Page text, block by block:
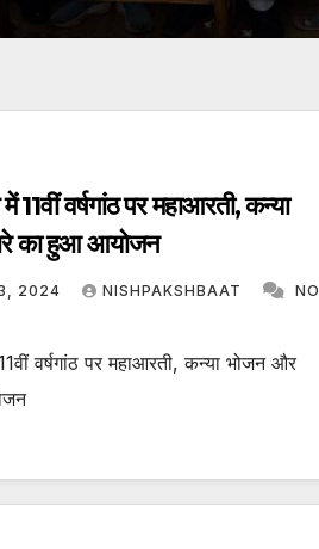
में 11वीं वर्षगांठ पर महाआरती, कन्या
का हुआ आयोजन
2024 NISHPAKSHBAAT NO
वर्षगांठ पर महाआरती, कन्या भोजन और